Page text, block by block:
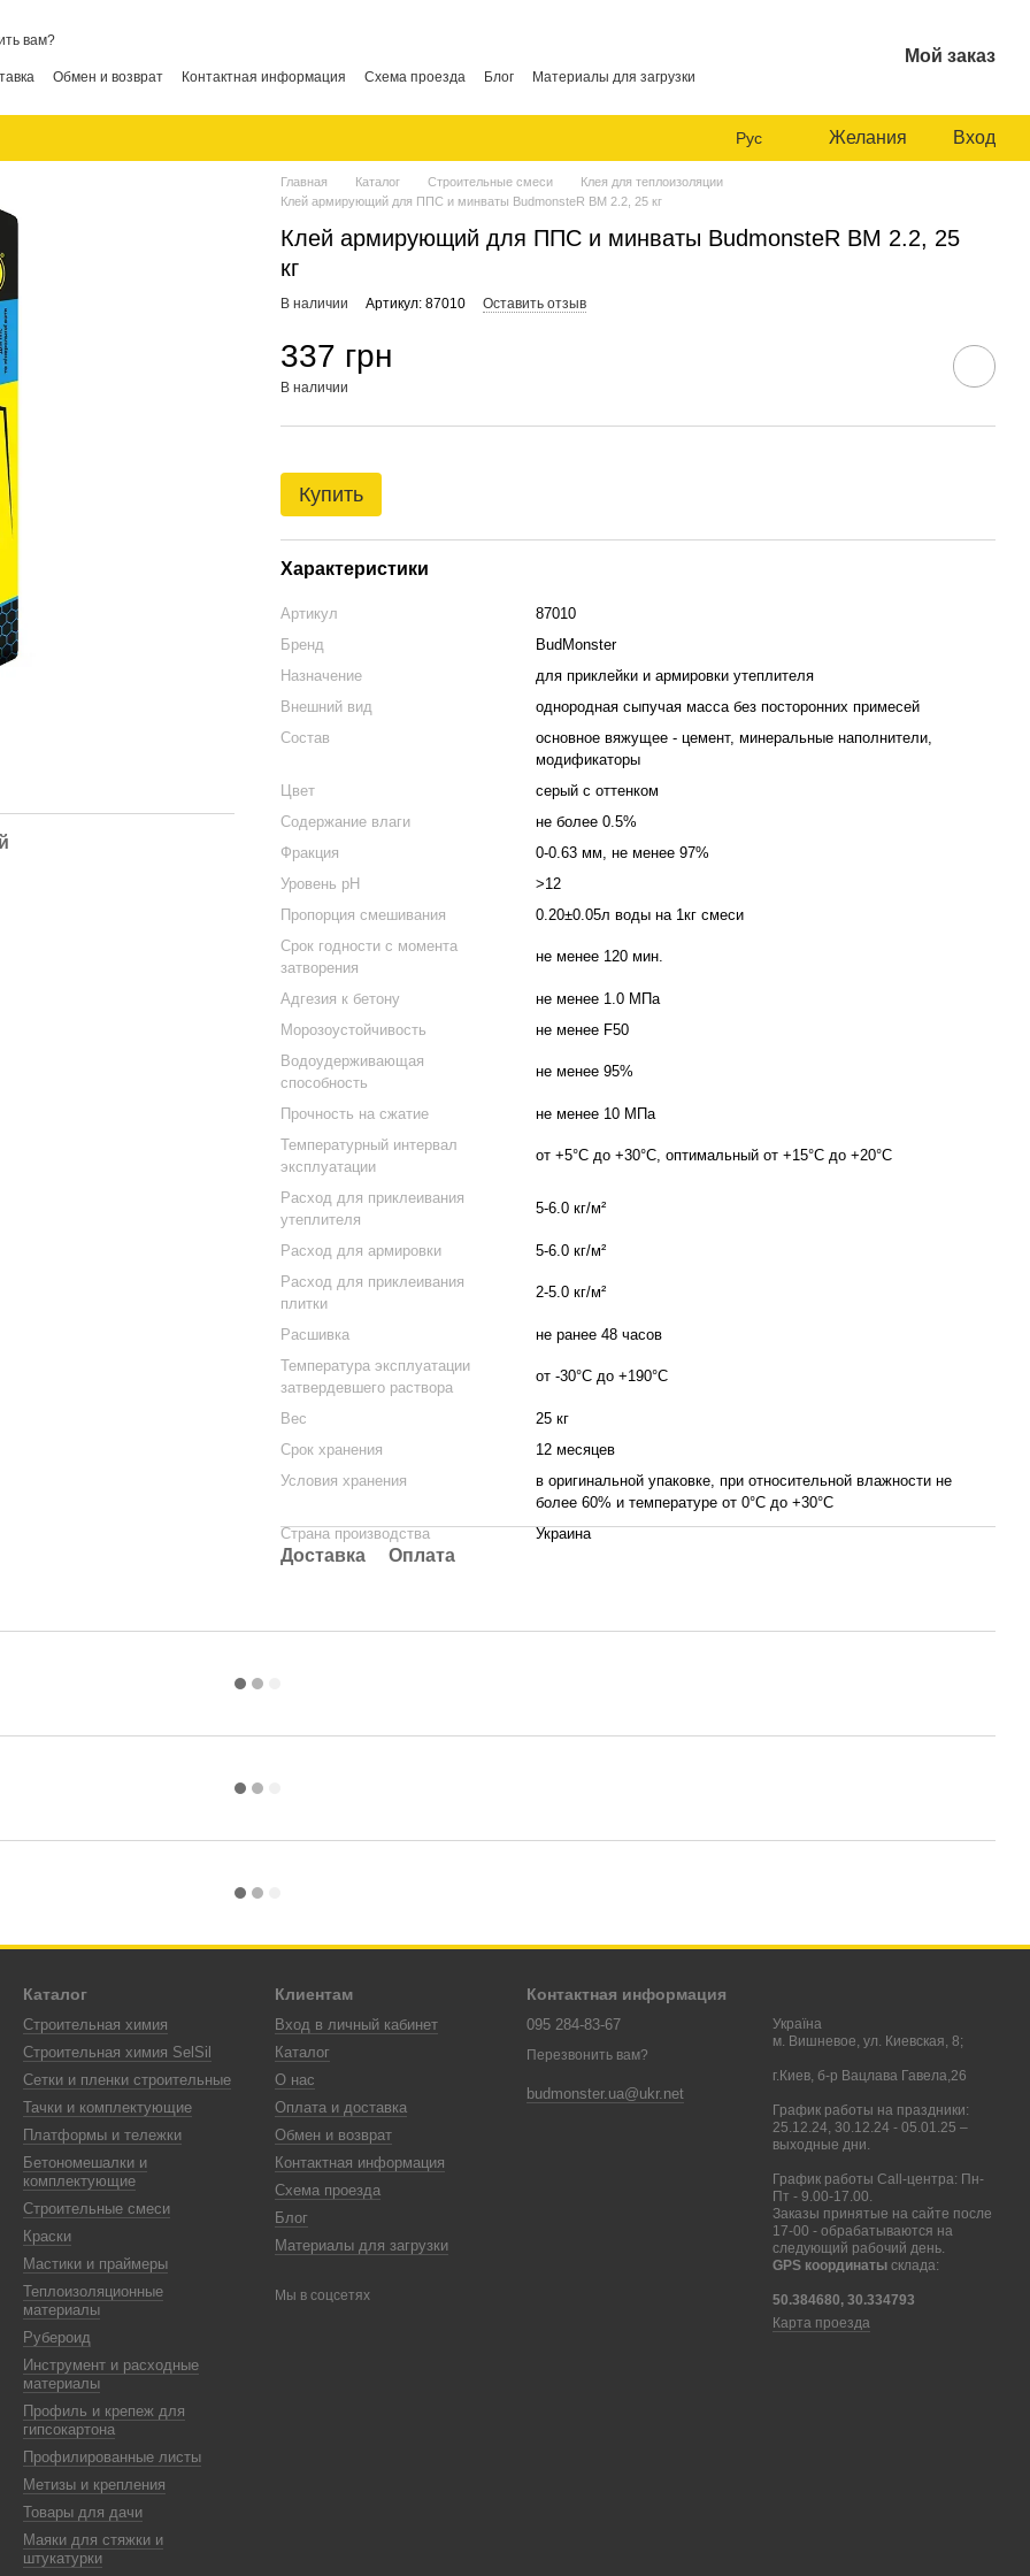
вам?
Обмен и возврат Контактная информация Схема проезда Блог Материалы для загрузки
Мой заказ
Рус Желания Вход
Главная Каталог Строительные смеси
Клея для теплоизоляции
Клей армирующий для ППС и минваты BudmonsteR BM 2.2, 25 кг
Клей армирующий для ППС и минваты BudmonsteR BM 2.2, 25
кг
В наличии Артикул: 87010 Оставить отзыв
337 грн
В наличии
Купить
Характеристики
Артикул
87010
Бренд
BudMonster
Назначение
для приклейки и армировки утеплителя
Внешний вид
однородная сыпучая масса без посторонних примесей
Состав
основное вяжущее - цемент, минеральные наполнители,
модификаторы
Цвет
серый с оттенком
Содержание влаги
не более 0.5%
Фракция
0-0.63 мм, не менее 97%
Уровень pH
>12
Пропорция смешивания
0.20±0.05л воды на 1кг смеси
Срок годности с момента
затворения
не менее 120 мин.
Адгезия к бетону
не менее 1.0 МПа
Морозоустойчивость
не менее F50
Водоудерживающая
способность
не менее 95%
Прочность на сжатие
не менее 10 МПа
Температурный интервал
эксплуатации
от +5°С до +30°С, оптимальный от +15°С до +20°С
Расход для приклеивания
утеплителя
5-6.0 кг/м²
Расход для армировки
5-6.0 кг/м²
Расход для приклеивания
плитки
2-5.0 кг/м²
Расшивка
не ранее 48 часов
Температура эксплуатации
затвердевшего раствора
от -30°С до +190°С
Вес
25 кг
Срок хранения
12 месяцев
Условия хранения
в оригинальной упаковке, при относительной влажности не
более 60% и температуре от 0°С до +30°С
Страна производства
Украина
Доставка Оплата
Каталог
Строительная химия
Строительная химия SelSil
Сетки и пленки строительные
Тачки и комплектующие
Платформы и тележки
Бетономешалки и
комплектующие
Строительные смеси
Краски
Мастики и праймеры
Теплоизоляционные
материалы
Рубероид
Инструмент и расходные
материалы
Профиль и крепеж для
гипсокартона
Профилированные листы
Метизы и крепления
Товары для дачи
Маяки для стяжки и
штукатурки
Клиентам
Вход в личный кабинет
Каталог
О нас
Оплата и доставка
Обмен и возврат
Контактная информация
Схема проезда
Блог
Материалы для загрузки
Мы в соцсетях
Контактная информация
095 284-83-67
Перезвонить вам?
budmonster.ua@ukr.net
Україна
м. Вишневое, ул. Киевская, 8;
г.Киев, б-р Вацлава Гавела,26
График работы на праздники:
25.12.24, 30.12.24 - 05.01.25 –
выходные дни.
График работы Call-центра: Пн-
Пт - 9.00-17.00.
Заказы принятые на сайте после
17-00 - обрабатываются на
следующий рабочий день.
GPS координаты склада:
50.384680, 30.334793
Карта проезда